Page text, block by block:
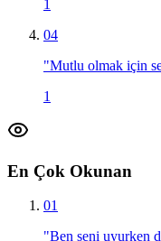
1
04
"Mutlu olmak için
1
En Çok Okunan
01
"Ben seni uyurken